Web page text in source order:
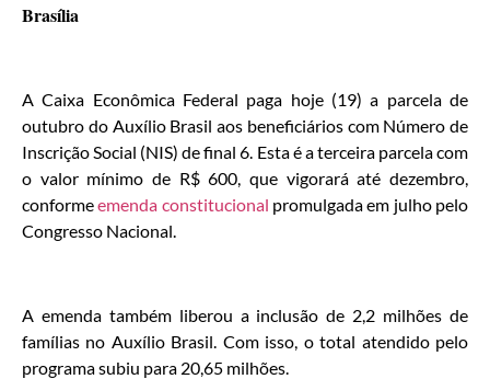
Brasília
A Caixa Econômica Federal paga hoje (19) a parcela de
outubro do Auxílio Brasil aos beneficiários com Número de
Inscrição Social (NIS) de final 6. Esta é a terceira parcela com
o valor mínimo de R$ 600, que vigorará até dezembro,
conformeemenda constitucional promulgada em julho pelo
Congresso Nacional.
A emenda também liberou a inclusão de 2,2 milhões de
famílias no Auxílio Brasil. Com isso, o total atendido pelo
programa subiu para 20,65 milhões.